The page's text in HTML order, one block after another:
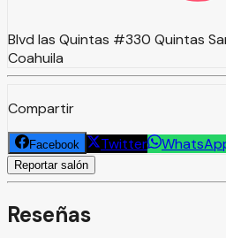
Blvd las Quintas #330 Quintas
Coahuila
Compartir
Facebook Twitter
Reportar salón
Reseñas